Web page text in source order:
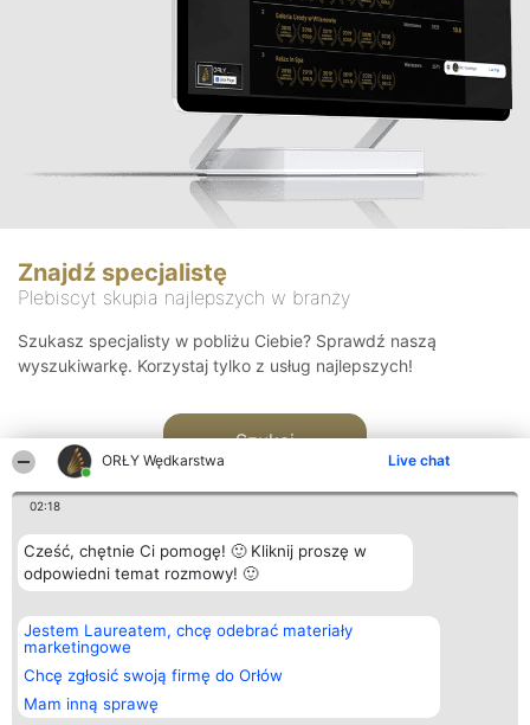
ORŁY Wędkarstwa Live chat
02:18
Cześć, chętnie Ci pomogę! 🙂 Kliknij proszę w
odpowiedni temat rozmowy! 🙂
Jestem Laureatem, chcę odebrać materiały
marketingowe
Chcę zgłosić swoją firmę do Orłów
Mam inną sprawę
Znajdź specjalistę
Plebiscyt skupia najlepszych w branży
Szukasz specjalisty w pobliżu Ciebie? Sprawdź naszą
wyszukiwarkę. Korzystaj tylko z usług najlepszych!
Szukaj
Organizator plebiscytu
Bright Side Solutions sp. z o.
o. sp. k.
ul. Ruska 22
Wrocław 50-079
KRS 0000749100 | Regon
381313360 | NIP 8943132676
Plebiscyt
Laureaci
wszystkich
Laureatów
Regulamin
Kontakt
Kontakt